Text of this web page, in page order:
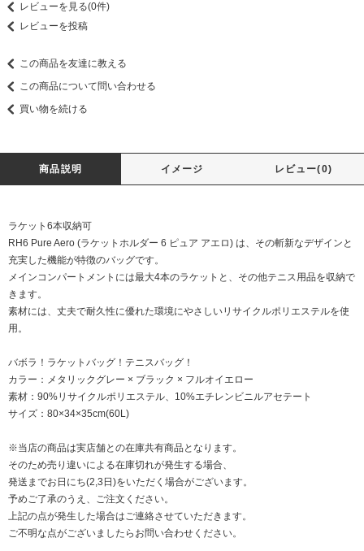
レビューを見る(0件)
レビューを投稿
この商品を友達に教える
この商品について問い合わせる
買い物を続ける
商品説明 イメージ レビュー(0)
ラケット6本収納可
RH6 Pure Aero (ラケットホルダー 6 ピュア アエロ) は、その斬新なデザインと
充実した機能が特徴のバッグです。
メインコンパートメントには最大4本のラケットと、その他テニス用品を収納で
きます。
素材には、丈夫で耐久性に優れた環境にやさしいリサイクルポリエステルを使
用。
バボラ！ラケットバッグ！テニスバッグ！
カラー：メタリックグレー × ブラック × フルオイエロー
素材：90%リサイクルポリエステル、10%エチレンビニルアセテート
サイズ：80×34×35cm(60L)
※当店の商品は実店舗との在庫共有商品となります。
そのため売り違いによる在庫切れが発生する場合、
発送までお日にち(2,3日)をいただく場合がございます。
予めご了承のうえ、ご注文ください。
上記の点が発生した場合はご連絡させていただきます。
ご不明な点がございましたらお問い合わせください。